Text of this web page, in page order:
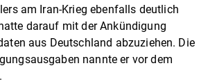
am Iran-Krieg ebenfalls deutlich
darauf mit der Ankündigung
aus Deutschland abzuziehen. Die
nannte er vor dem